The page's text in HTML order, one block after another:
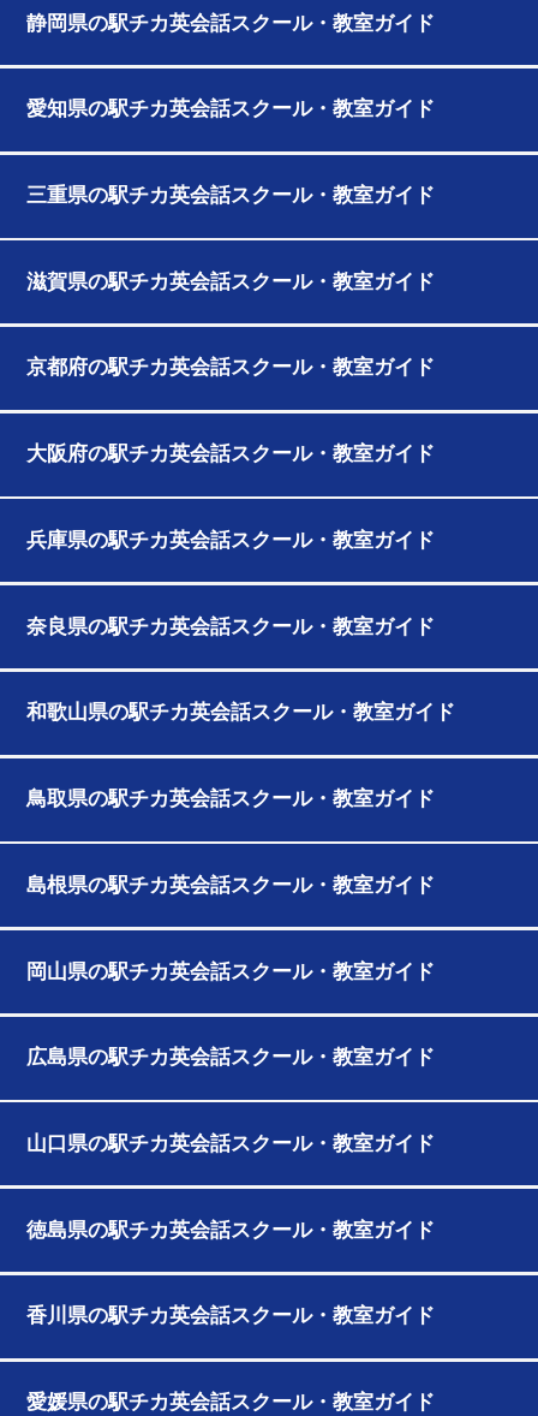
静岡県の駅チカ英会話スクール・教室ガイド
愛知県の駅チカ英会話スクール・教室ガイド
三重県の駅チカ英会話スクール・教室ガイド
滋賀県の駅チカ英会話スクール・教室ガイド
京都府の駅チカ英会話スクール・教室ガイド
大阪府の駅チカ英会話スクール・教室ガイド
兵庫県の駅チカ英会話スクール・教室ガイド
奈良県の駅チカ英会話スクール・教室ガイド
和歌山県の駅チカ英会話スクール・教室ガイド
鳥取県の駅チカ英会話スクール・教室ガイド
島根県の駅チカ英会話スクール・教室ガイド
岡山県の駅チカ英会話スクール・教室ガイド
広島県の駅チカ英会話スクール・教室ガイド
山口県の駅チカ英会話スクール・教室ガイド
徳島県の駅チカ英会話スクール・教室ガイド
香川県の駅チカ英会話スクール・教室ガイド
愛媛県の駅チカ英会話スクール・教室ガイド